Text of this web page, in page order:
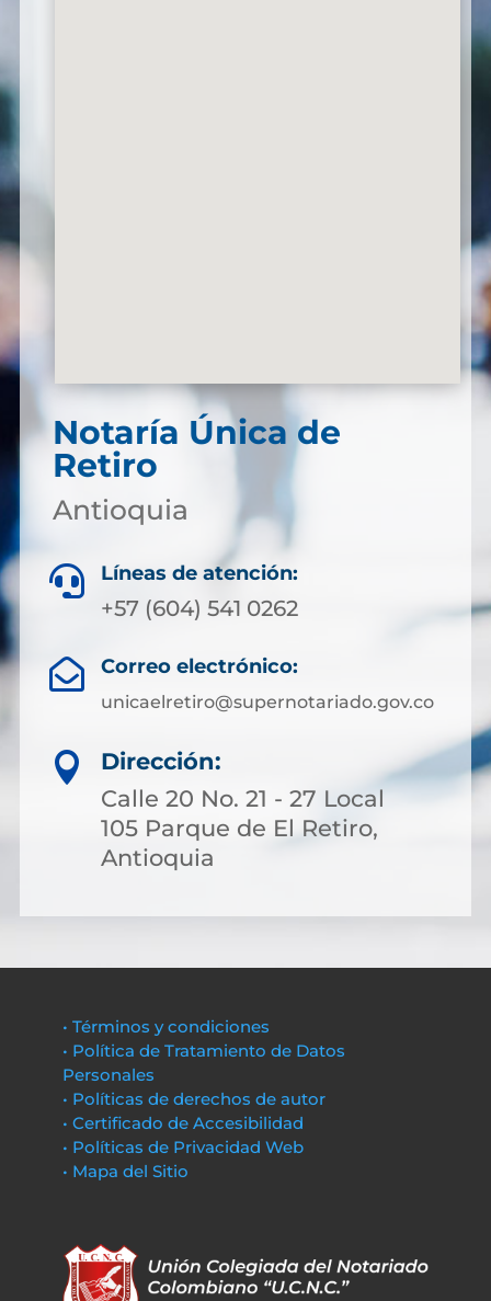
Notaría Única de
Retiro
Antioquia
 Líneas de atención:
+57 (604) 541 0262
 Correo electrónico:
unicaelretiro@supernotariado.gov.co

Dirección:
Calle 20 No. 21 - 27 Local
105 Parque de El Retiro,
Antioquia
• Términos y condiciones
• Política de Tratamiento de Datos
Personales
• Políticas de derechos de autor
• Certificado de Accesibilidad
• Políticas de Privacidad Web
• Mapa del Sitio